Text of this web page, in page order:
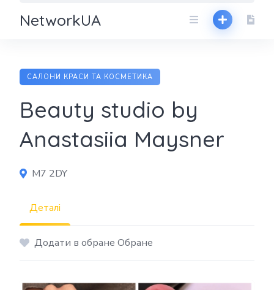
NetworkUA
САЛОНИ КРАСИ ТА КОСМЕТИКА
Beauty studio by
Anastasiia Maysner
M7 2DY
Деталі
Додати в обране Обране